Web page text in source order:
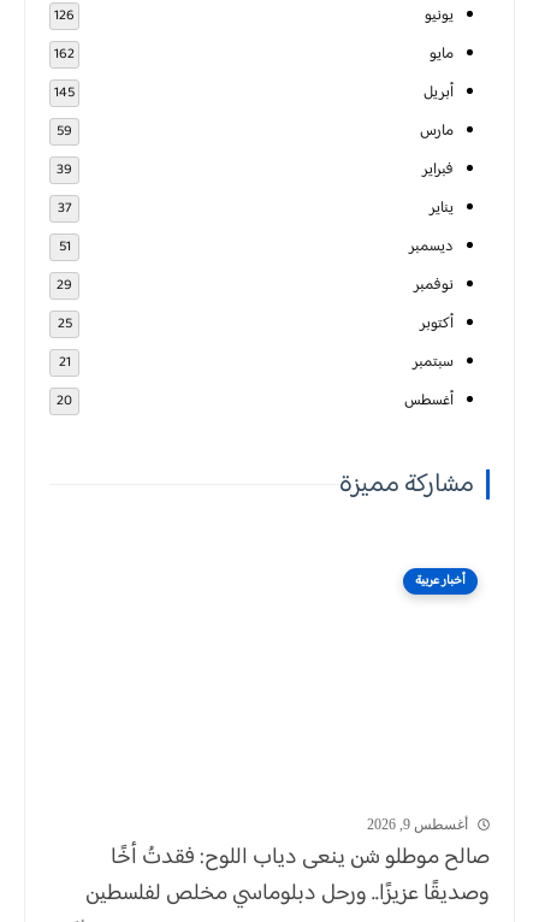
يونيو 126
مايو 162
أبريل 145
مارس 59
فبراير 39
يناير 37
ديسمبر 51
نوفمبر 29
أكتوبر 25
سبتمبر 21
أغسطس 20
مشاركة مميزة
أخبار عربية
أغسطس 9, 2026
صالح موطلو شن ينعى دياب اللوح: فقدتُ أخًا
وصديقًا عزيزًا.. ورحل دبلوماسي مخلص لفلسطين